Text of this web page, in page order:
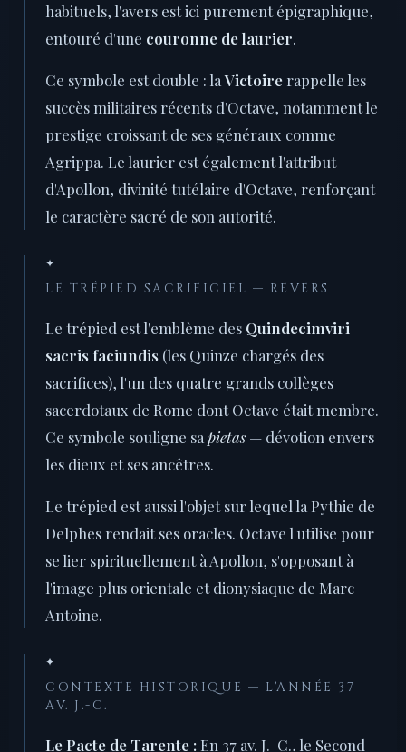
habituels, l'avers est ici purement épigraphique,
entouré d'une couronne de laurier.
Ce symbole est double : laVictoire rappelle les
succès militaires récents d'Octave, notamment le
prestige croissant de ses généraux comme
Agrippa. Le laurier est également l'attribut
d'Apollon, divinité tutélaire d'Octave, renforçant
le caractère sacré de son autorité.
✦
LE TRÉPIED SACRIFICIEL — REVERS
Le trépied est l'emblème des Quindecimviri
sacris faciundis (les Quinze chargés des
sacrifices), l'un des quatre grands collèges
sacerdotaux de Rome dont Octave était membre.
Ce symbole souligne sa pietas — dévotion envers
les dieux et ses ancêtres.
Le trépied est aussi l'objet sur lequel la Pythie de
Delphes rendait ses oracles. Octave l'utilise pour
se lier spirituellement à Apollon, s'opposant à
l'image plus orientale et dionysiaque de Marc
Antoine.
✦
CONTEXTE HISTORIQUE — L'ANNÉE 37
AV. J.-C.
Le Pacte de Tarente :En 37 av. J.-C., le Second